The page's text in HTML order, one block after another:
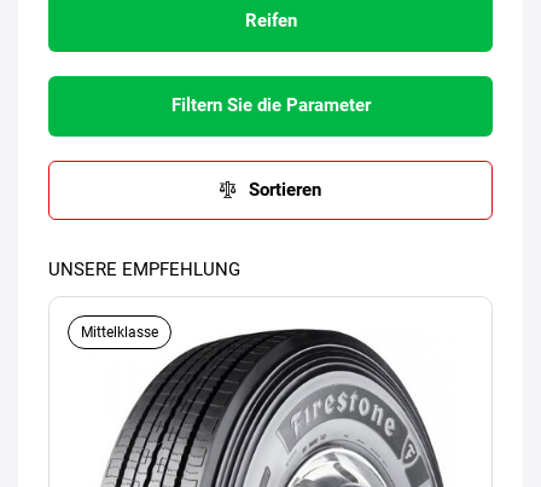
Reifen
Filtern Sie die Parameter
Sortieren
UNSERE EMPFEHLUNG
Mittelklasse